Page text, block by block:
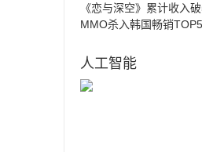
《恋与深空》累计收入
MMO杀入韩国畅销TOP5
人工智能